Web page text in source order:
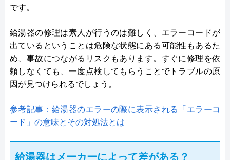
です。
給湯器の修理は素人が行うのは難しく、エラーコードが
出ているということは危険な状態にある可能性もあるた
め、事故につながるリスクもあります。すぐに修理を依
頼しなくても、一度点検してもらうことでトラブルの原
因が見つけられるでしょう。
参考記事：給湯器のエラーの際に表示される「エラーコ
ード」の意味とその対処法とは
給湯器はメーカーによって差がある？